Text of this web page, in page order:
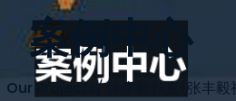
案例中心
Our Projects /张丰毅扑克(张丰毅